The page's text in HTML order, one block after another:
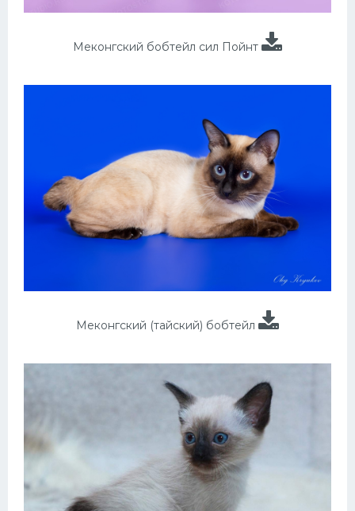
Меконгский бобтейл сил Пойнт
Меконгский (тайский) бобтейл